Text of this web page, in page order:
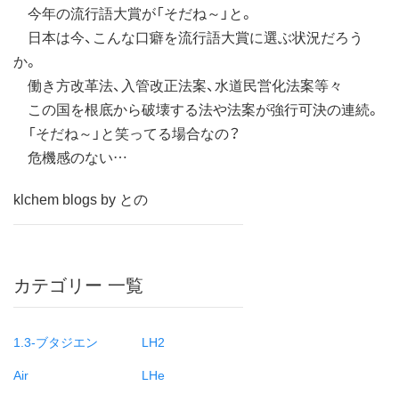
今年の流行語大賞が「そだね～」と。
日本は今、こんな口癖を流行語大賞に選ぶ状況だろう
か。
働き方改革法、入管改正法案、水道民営化法案等々
この国を根底から破壊する法や法案が強行可決の連続。
「そだね～」と笑ってる場合なの？
危機感のない…
klchem blogs by との
カテゴリー 一覧
1.3-ブタジエン
Air
LH2
LHe